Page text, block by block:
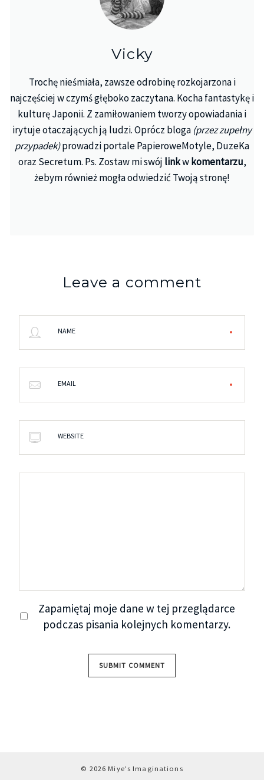
Vicky
Trochę nieśmiała, zawsze odrobinę rozkojarzona i
najczęściej w czymś głęboko zaczytana. Kocha fantastykę i
kulturę Japonii. Z zamiłowaniem tworzy opowiadania i
irytuje otaczających ją ludzi. Oprócz bloga (przez zupełny
przypadek)prowadzi portale PapieroweMotyle, DuzeKa
oraz Secretum. Ps. Zostaw mi swój linkwkomentarzu,
żebym również mogła odwiedzić Twoją stronę!
Leave a comment
NAME
EMAIL
WEBSITE
Zapamiętaj moje dane w tej przeglądarce
podczas pisania kolejnych komentarzy.
© 2026 Miye's Imaginations